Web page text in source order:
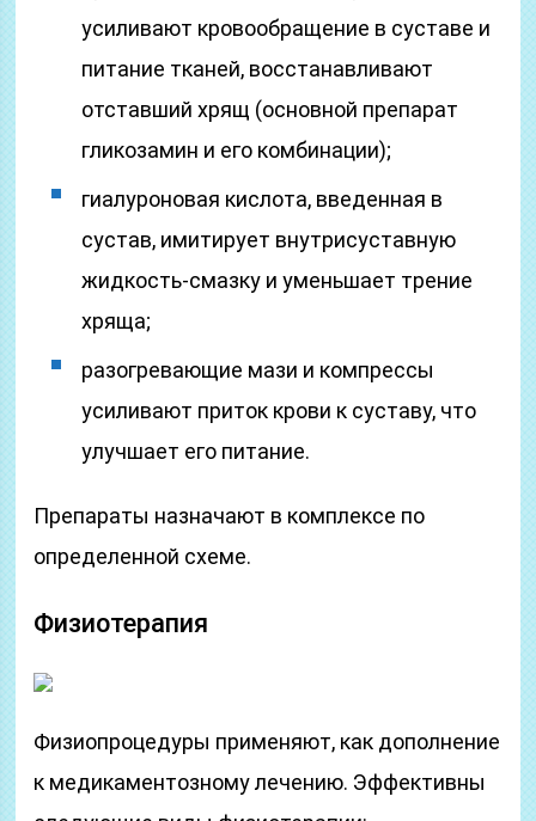
усиливают кровообращение в суставе и
питание тканей, восстанавливают
отставший хрящ (основной препарат
гликозамин и его комбинации);
гиалуроновая кислота, введенная в
сустав, имитирует внутрисуставную
жидкость-смазку и уменьшает трение
хряща;
разогревающие мази и компрессы
усиливают приток крови к суставу, что
улучшает его питание.
Препараты назначают в комплексе по
определенной схеме.
Физиотерапия
Физиопроцедуры применяют, как дополнение
к медикаментозному лечению. Эффективны